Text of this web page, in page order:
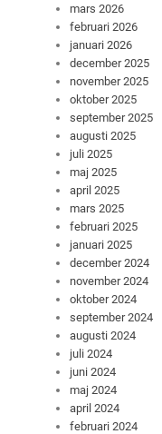
mars 2026
februari 2026
januari 2026
december 2025
november 2025
oktober 2025
september 2025
augusti 2025
juli 2025
maj 2025
april 2025
mars 2025
februari 2025
januari 2025
december 2024
november 2024
oktober 2024
september 2024
augusti 2024
juli 2024
juni 2024
maj 2024
april 2024
februari 2024